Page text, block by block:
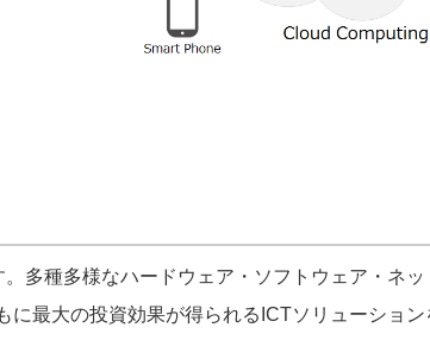
多種多様なハードウェア・ソフトウェア・ネ
最大の投資効果が得られるICTソリューション